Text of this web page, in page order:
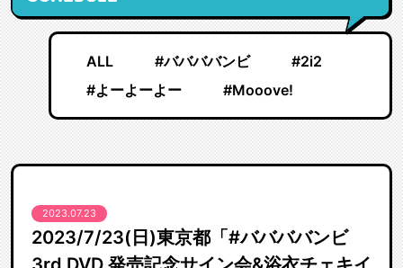
ALL #ババババンビ
#2i2
#よーよーよー
#Mooove!
2023.07.23
2023/7/23(日)東京都「#ババババンビ